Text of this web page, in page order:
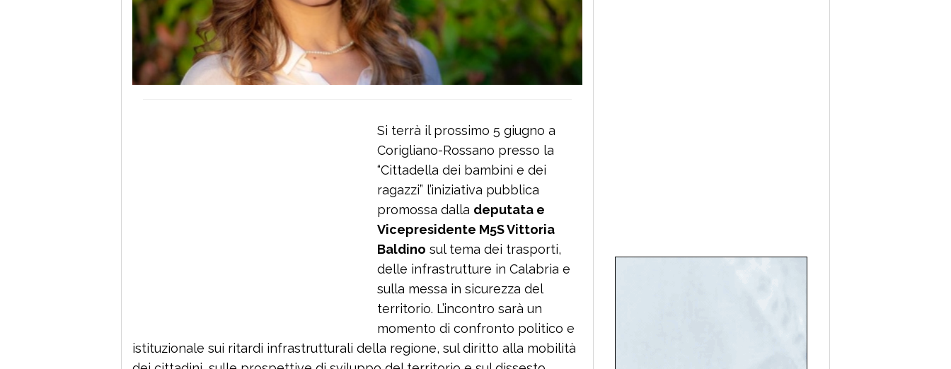
Si terrà il prossimo 5 giugno a
Corigliano-Rossano presso la
“Cittadella dei bambini e dei
ragazzi” l’iniziativa pubblica
promossa dalla deputata e
Vicepresidente M5S Vittoria
Baldino sul tema dei trasporti,
delle infrastrutture in Calabria e
sulla messa in sicurezza del
territorio. L’incontro sarà un
momento di confronto politico e
istituzionale sui ritardi infrastrutturali della regione, sul diritto alla mobilità